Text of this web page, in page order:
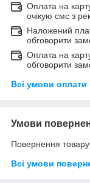
Оплата на
очікую смс з
Наложений
обговорити
Оплата на
обговорити
Всі умови оплати
Умови
Повернення
Всі умови